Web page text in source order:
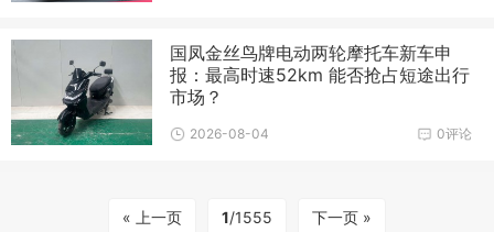
国凤金丝鸟牌电动两轮摩托车新车申
报：最高时速52km 能否抢占短途出行
市场？
0评论
2026-08-04
« 上一页 1/1555 下一页 »